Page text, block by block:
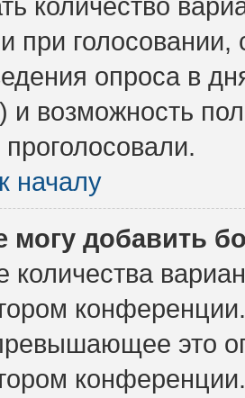
при
опроса в
возможность
началу
могу добавить
количества
это
конференции.